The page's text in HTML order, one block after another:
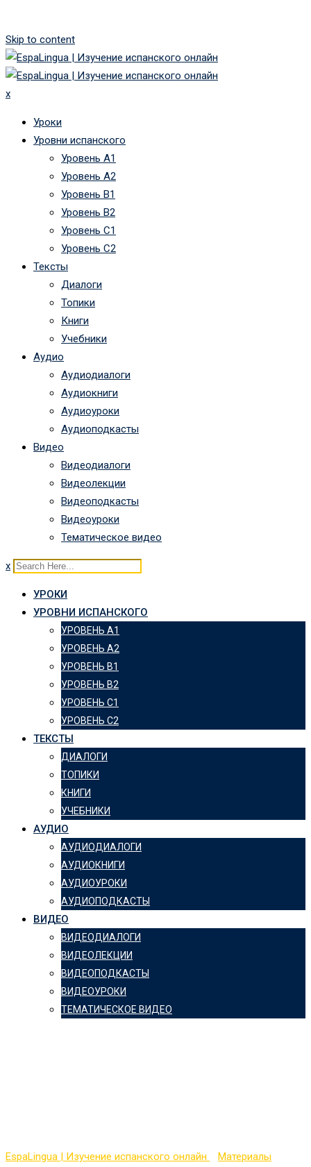
Skip to content
x
Уроки
Уровни испанского
Уровень А1
Уровень А2
Уровень B1
Уровень B2
Уровень C1
Уровень C2
Тексты
Диалоги
Топики
Книги
Учебники
Аудио
Аудиодиалоги
Аудиокниги
Аудиоуроки
Аудиоподкасты
Видео
Видеодиалоги
Видеолекции
Видеоподкасты
Видеоуроки
Тематическое видео
x
УРОКИ
УРОВНИ ИСПАНСКОГО
УРОВЕНЬ А1
УРОВЕНЬ А2
УРОВЕНЬ B1
УРОВЕНЬ B2
УРОВЕНЬ C1
УРОВЕНЬ C2
ТЕКСТЫ
ДИАЛОГИ
ТОПИКИ
КНИГИ
УЧЕБНИКИ
АУДИО
АУДИОДИАЛОГИ
АУДИОКНИГИ
АУДИОУРОКИ
АУДИОПОДКАСТЫ
ВИДЕО
ВИДЕОДИАЛОГИ
ВИДЕОЛЕКЦИИ
ВИДЕОПОДКАСТЫ
ВИДЕОУРОКИ
ТЕМАТИЧЕСКОЕ ВИДЕО
EspaLingua | Изучение испанского онлайн Материалы